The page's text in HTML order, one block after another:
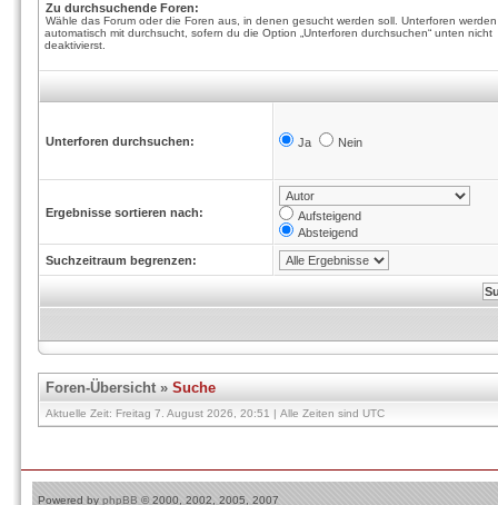
Zu durchsuchende Foren:
Wähle das Forum oder die Foren aus, in denen gesucht werden soll. Unterforen werden
automatisch mit durchsucht, sofern du die Option „Unterforen durchsuchen“ unten nicht
deaktivierst.
Unterforen durchsuchen: Ja Nein
Ergebnisse sortieren nach:
Aufsteigend
Absteigend
Suchzeitraum begrenzen:
Foren-Übersicht» Suche
Aktuelle Zeit: Freitag 7. August 2026, 20:51 | Alle Zeiten sind UTC
Powered by phpBB © 2000, 2002, 2005, 2007